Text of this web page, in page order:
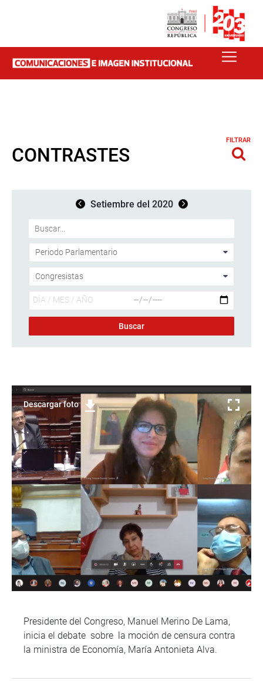
CONTRASTES
FILTRAR
Setiembre del 2020
Descargar foto
Presidente del Congreso, Manuel Merino De Lama,
inicia el debate sobre la moción de censura contra
la ministra de Economía, María Antonieta Alva.